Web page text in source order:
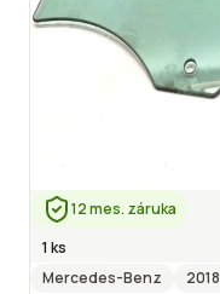
12 mes. záruka
1 ks
Mercedes-Benz
2018